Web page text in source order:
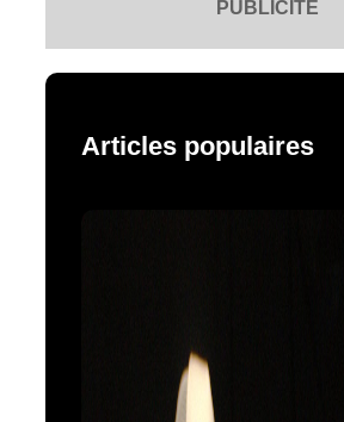
PUBLICITÉ
Articles populaires